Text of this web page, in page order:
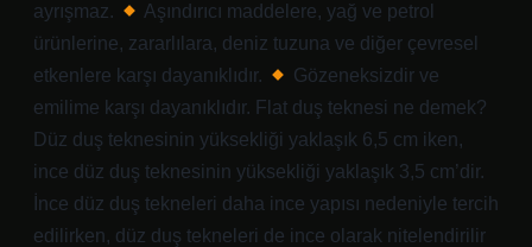
ayrışmaz.
Aşındırıcı maddelere, yağ ve petrol
ürünlerine, zararlılara, deniz tuzuna ve diğer çevresel
etkenlere karşı dayanıklıdır.
Gözeneksizdir ve
emilime karşı dayanıklıdır. Flat duş teknesi ne demek?
Düz duş teknesinin yüksekliği yaklaşık 6,5 cm iken,
ince düz duş teknesinin yüksekliği yaklaşık 3,5 cm’dir.
İnce düz duş tekneleri daha ince yapısı nedeniyle tercih
edilirken, düz duş tekneleri de ince olarak nitelendirilir